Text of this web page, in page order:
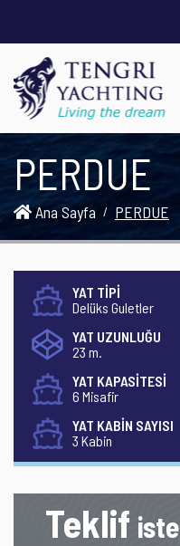
PERDUE
Ana Sayfa PERDUE
YAT TİPİ
Delüks Guletler
YAT UZUNLUĞU
23 m.
YAT KAPASİTESİ
6 Misafir
YAT KABİN SAYISI
3 Kabin
Teklif iste